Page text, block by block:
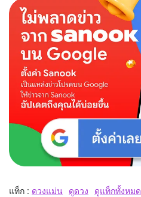
แท็ก : ดวงแม่น ดูดวง ดูแท็กทั้งหมด